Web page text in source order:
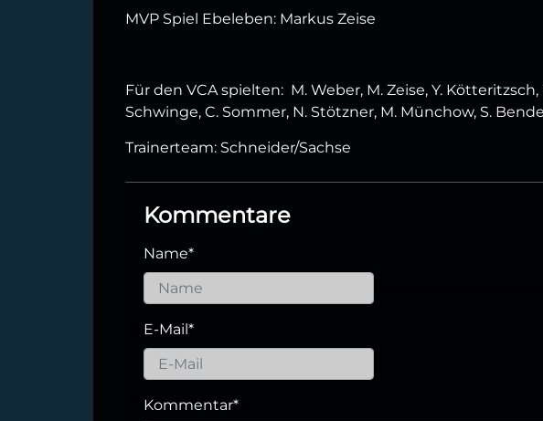
MVP Spiel Ebeleben: Markus Zeise
Für den VCA spielten: M. Weber, M. Zeise, Y. Kötteritzsch,
Schwinge, C. Sommer, N. Stötzner, M. Münchow, S.
Trainerteam: Schneider/Sachse
Kommentare
Name*
E-Mail*
Kommentar*